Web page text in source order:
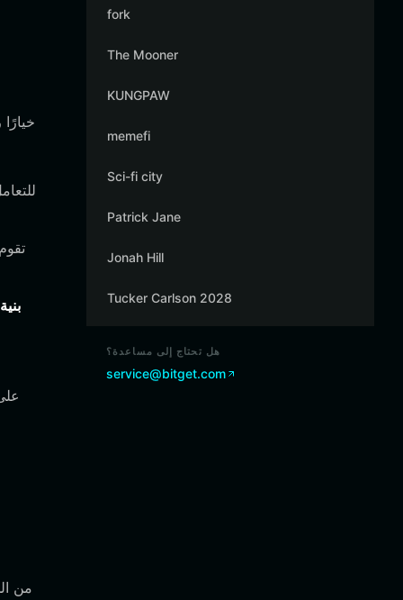
fork
The Mooner
KUNGPAW
memefi
Sci-fi city
Patrick Jane
Jonah Hill
Tucker Carlson 2028
هل تحتاج إلى مساعدة؟
service@bitget.com